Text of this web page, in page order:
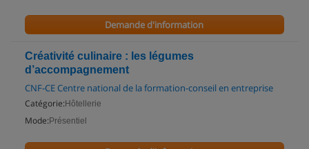
Demande d'information
Créativité culinaire : les légumes
d’accompagnement
CNF-CE Centre national de la formation-conseil en entreprise
Catégorie: Hôtellerie
Mode: Présentiel